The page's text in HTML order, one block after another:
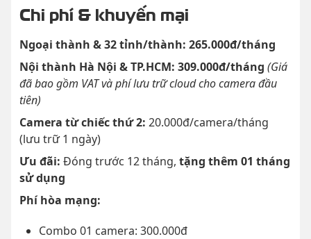
Chi phí & khuyến mại
Ngoại thành & 32 tỉnh/thành: 265.000đ/tháng
Nội thành Hà Nội & TP.HCM: 309.000đ/tháng (Giá
đã bao gồm VAT và phí lưu trữ cloud cho camera đầu
tiên)
Camera từ chiếc thứ 2: 20.000đ/camera/tháng
(lưu trữ 1 ngày)
Ưu đãi: Đóng trước 12 tháng, tặng thêm 01 tháng
sử dụng
Phí hòa mạng:
Combo 01 camera: 300.000đ